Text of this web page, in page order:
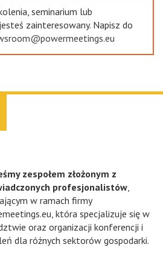
seminarium lub
zainteresowany. Napisz do
zespołem złożonym z
profesjonalistów,
w ramach firmy
która specjalizuje się w
oraz organizacji konferencji i
dla różnych sektorów gospodarki.